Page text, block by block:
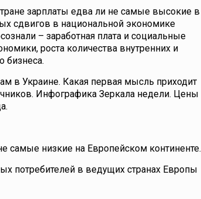
зарплаты едва ли не самые высокие в
сдвигов в национальной экономике
– заработная плата и социальные
роста количества внутренних и
бизнеса.
в Украине. Какая первая мысль приходит
Инфографика Зеркала недели. Цены
низкие на Европейском континенте.
потребителей в ведущих странах Европы